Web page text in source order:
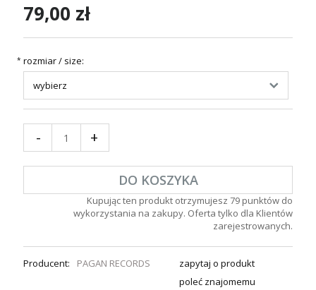
79,00 zł
* rozmiar / size:
- +
DO KOSZYKA
Kupując ten produkt otrzymujesz 79 punktów do
wykorzystania na zakupy. Oferta tylko dla Klientów
zarejestrowanych.
Producent: PAGAN RECORDS
zapytaj o produkt
poleć znajomemu